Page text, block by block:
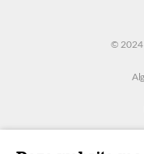
© 2024